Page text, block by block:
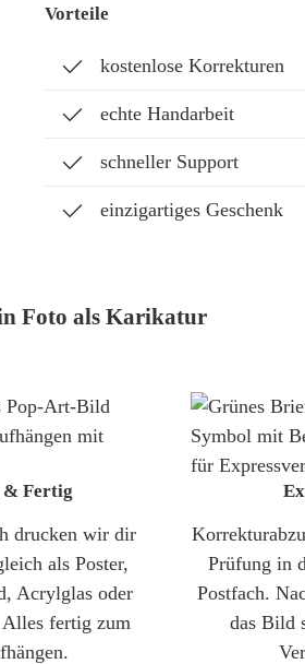
Vorteile
kostenlose Korrekturen
echte Handarbeit
schneller Support
einzigartiges Geschenk
Foto als Karikatur
& Fertig
drucken wir dir
als Poster,
Acrylglas oder
fertig zum
Prüfung in
Postfach.
das Bild